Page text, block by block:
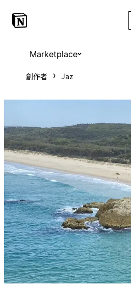
Marketplace
創作者 Jaz